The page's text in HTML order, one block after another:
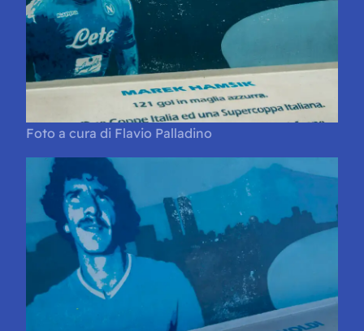
Foto a cura di Flavio Palladino